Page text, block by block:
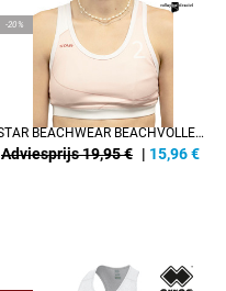
-20%
STAR BEACHWEAR BEACHVOLLEY TOP MET NR. 2
Adviesprijs 19,95 € | 15,96€